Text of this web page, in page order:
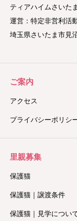
ティアハイムさいたま
運営：特定非営利活
埼玉県さいたま市見
ご案内
アクセス
プライバシーポリシ
里親募集
保護猫
保護猫｜譲渡条件
保護猫｜見学につい